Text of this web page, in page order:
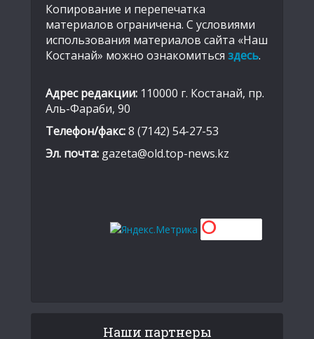
Копирование и перепечатка
материалов ограничена. С условиями
использования материалов сайта «Наш
Костанай» можно ознакомиться здесь.
Адрес редакции: 110000 г. Костанай, пр.
Аль-Фараби, 90
Телефон/факс:8 (7142) 54-27-53
Эл. почта: gazeta@old.top-news.kz
Наши партнеры